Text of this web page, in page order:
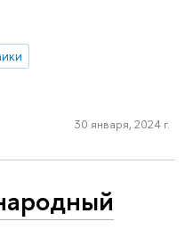
30 января, 2024 г.